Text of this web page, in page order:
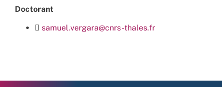
Doctorant
samuel.vergara@cnrs-thales.fr